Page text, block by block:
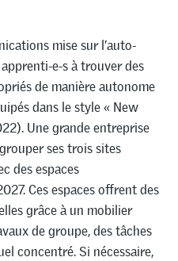
mise sur l’auto-
e-s à trouver des
de manière autonome
dans le style « New
Une grande entreprise
ses trois sites
des espaces
Ces espaces offrent des
grâce à un mobilier
de groupe, des tâches
concentré. Si nécessaire,